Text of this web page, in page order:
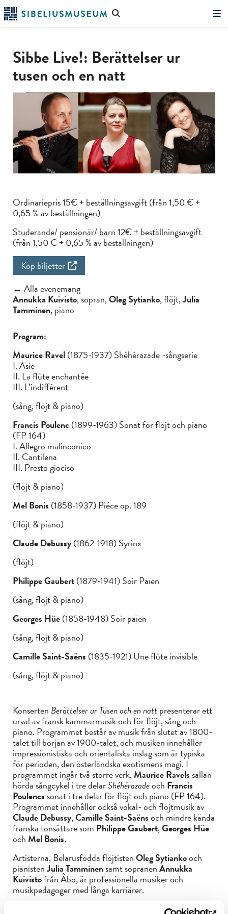
Hoppa
till
huvudinnehållet
Sök
Sibbe Live!: Berättelser ur
tusen och en natt
Ordinariepris 15€ + beställningsavgift (från 1,50 € +
0,65 % av beställningen)
Studerande/ pensionär/ barn 12€ + beställningsavgift
(från 1,50 € + 0,65 % av beställningen)
Köp biljetter
← Alla evenemang
Annukka Kuivisto, sopran,Oleg Sytianko, flöjt,Julia
Tamminen, piano
Program:
Maurice Ravel(1875-1937) Shéhérazade -sångserie
I. Asie
II. La flûte enchantée
III. L’indifférent
(sång, flöjt & piano)
Francis Poulenc(1899-1963) Sonat för flöjt och piano
(FP 164)
I. Allegro malinconico
II. Cantilena
III. Presto giociso
(flöjt & piano)
Mel Bonis (1858-1937) Piéce op. 189
(flöjt & piano)
Claude Debussy(1862-1918) Syrinx
(flöjt)
Philippe Gaubert(1879-1941) Soir Païen
(sång, flöjt & piano)
Georges Hüe(1858-1948) Soir païen
(sång, flöjt & piano)
Camille Saint-Saëns (1835-1921) Une flûte invisible
(sång, flöjt & piano)
Konserten Berättelser ur Tusen och en nattpresenterar ett
urval av fransk kammarmusik och för flöjt, sång och
piano. Programmet består av musik från slutet av 1800-
talet till början av 1900-talet, och musiken innehåller
impressionistiska och orientaliska inslag som är typiska
för perioden, den österländska exotismens magi. I
programmet ingår två större verk,Maurice Ravelssällan
hörda sångcykel i tre delarShéhérazadeoch Francis
Poulencssonat i tre delar för flöjt och piano (FP 164).
Programmet innehåller också vokal- och flöjtmusik av
Claude Debussy,Camille Saint-Saënsoch mindre kända
franska tonsättare som Philippe Gaubert,Georges Hüe
ochMel Bonis.
Artisterna, Belarusfödda flöjtistenOleg Sytiankooch
pianistenJulia Tamminensamt sopranenAnnukka
Kuivistofrån Åbo, är professionella musiker och
musikpedagoger med långa karriärer.